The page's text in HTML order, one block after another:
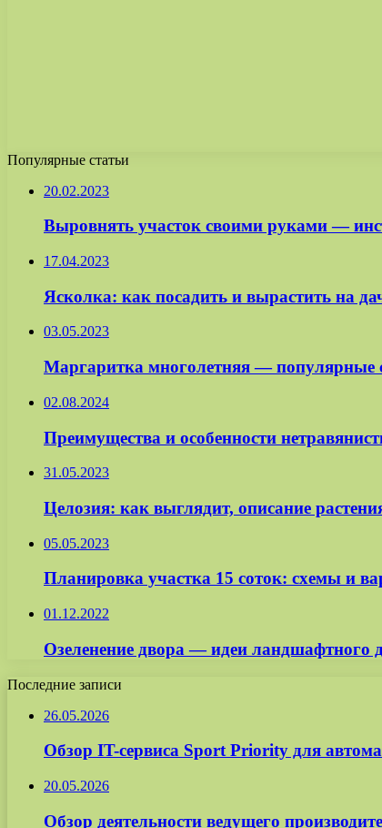
Популярные статьи
20.02.2023
Выровнять участок своими руками —
17.04.2023
Ясколка: как посадить и вырастить на
03.05.2023
Маргаритка многолетняя — популярные
02.08.2024
Преимущества и особенности
31.05.2023
Целозия: как выглядит, описание
05.05.2023
Планировка участка 15 соток: схемы и
01.12.2022
Озеленение двора — идеи ландшафтного
Последние записи
26.05.2026
Обзор IT-сервиса Sport Priority для
20.05.2026
Обзор деятельности ведущего